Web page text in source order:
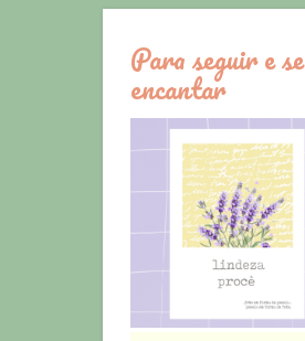
Para seguir e se
encantar